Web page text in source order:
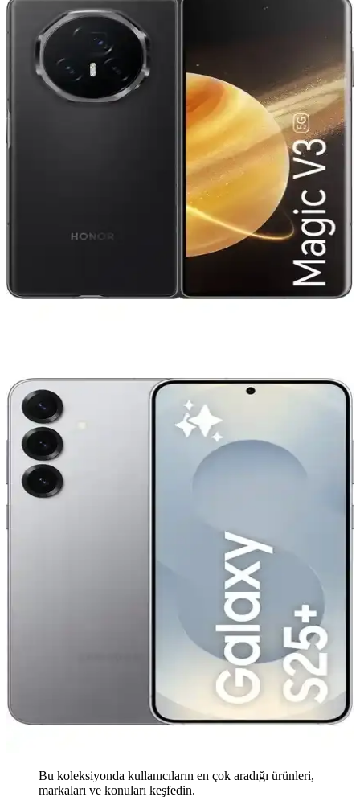
Bu koleksiyonda kullanıcıların en çok aradığı ürünleri,
markaları ve konuları keşfedin.